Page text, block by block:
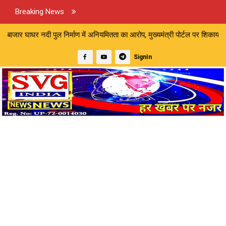
Breaking News
में अनियमितता का आरोप, मुख्यमंत्री पोर्टल पर शिकायत | मारपीट
SignIn